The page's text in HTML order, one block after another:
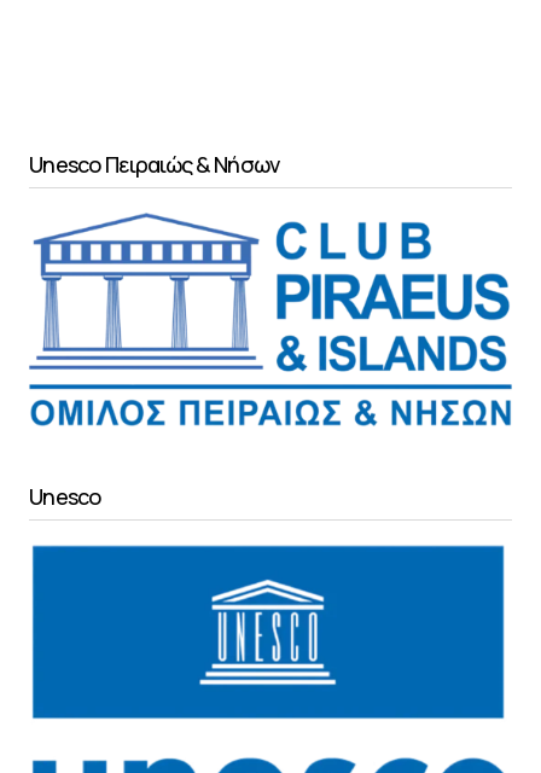
Unesco Πειραιώς & Νήσων
Unesco